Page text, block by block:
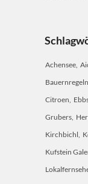
Achensee
Bauernregeln
Citroen
Grubers
Kirchbichl
Kufstein